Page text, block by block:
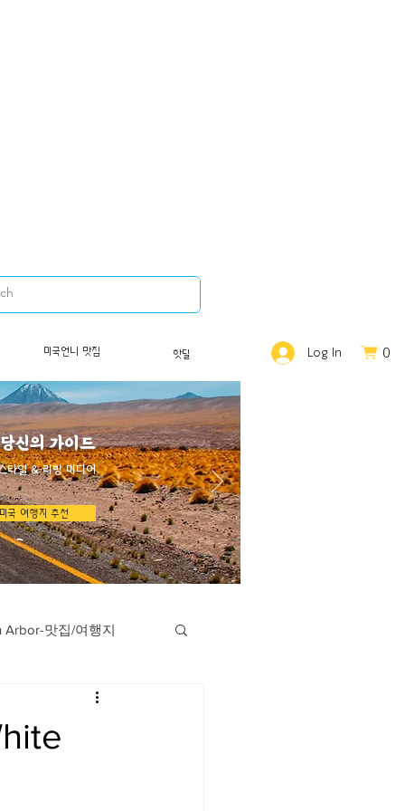
신의 가이드
타일 & 리빙 미디어
미국 여행지 추천
Arbor-맛집/여행지
Austin-맛집/여행지
미국언니 맛집 핫딜 Log In 0